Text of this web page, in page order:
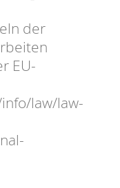
der
EU-
law/law-